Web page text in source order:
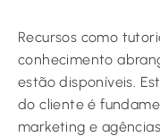
Recursos como
conhecimento
estão disponíveis.
do cliente é
marketing e